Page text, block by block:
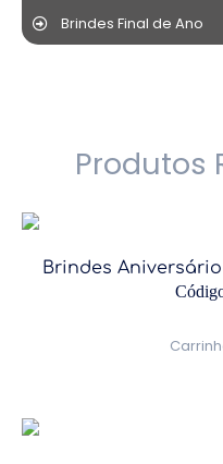
Brindes Final de Ano
Produtos
Brindes Aniversário